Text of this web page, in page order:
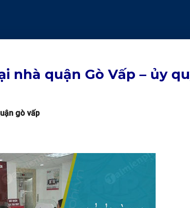
nhà quận Gò Vấp – ủy
gò vấp